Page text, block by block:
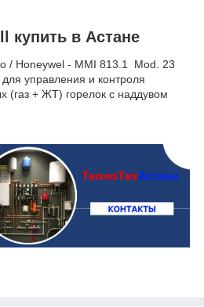
купить в Астане
/ Honeywel - MMI 813.1 Mod. 23
управления и контроля
(газ + ЖТ) горелок с наддувом